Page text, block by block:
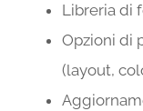
Libreria di
Opzioni di
(layout,